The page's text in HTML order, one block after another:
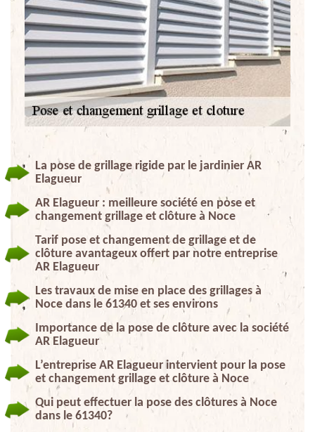
La pose de grillage rigide par le jardinier AR
Elagueur
AR Elagueur : meilleure société en pose et
changement grillage et clôture à Noce
Tarif pose et changement de grillage et de
clôture avantageux offert par notre entreprise
AR Elagueur
Les travaux de mise en place des grillages à
Noce dans le 61340 et ses environs
Importance de la pose de clôture avec la société
AR Elagueur
L’entreprise AR Elagueur intervient pour la pose
et changement grillage et clôture à Noce
Qui peut effectuer la pose des clôtures à Noce
dans le 61340?